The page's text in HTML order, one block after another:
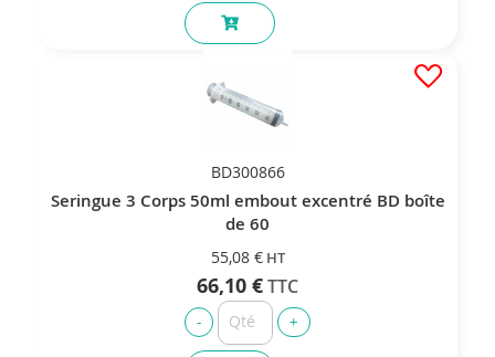
BD300866
Seringue 3 Corps 50ml embout excentré BD boîte
de 60
55,08 €
66,10 €